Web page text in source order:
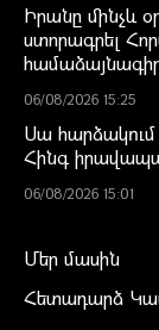
Իրանը մինչև
ստորագրել
06/08/2026 15:25
Սա հարձակում
Հինգ
06/08/2026 15:01
Մեր մասին
Հետադարձ